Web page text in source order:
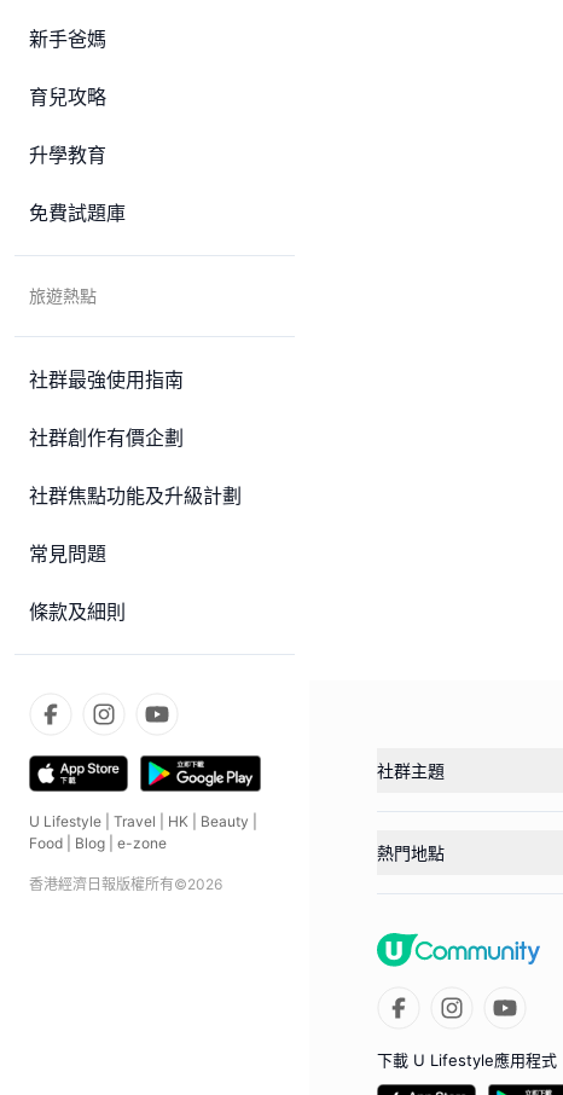
新手爸媽
育兒攻略
升學教育
免費試題庫
旅遊熱點
社群最強使用指南
社群創作有價企劃
社群焦點功能及升級計劃
常見問題
條款及細則
U Lifestyle Travel HK Beauty
Food
Blog e-zone
香港經濟日報版權所有©2026
社群主題
熱門地點
下載 U Lifestyle應用程式